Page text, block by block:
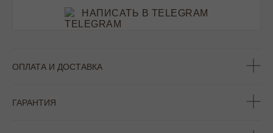
НАПИСАТЬ В TELEGRAM
ОПЛАТА И ДОСТАВКА
ГАРАНТИЯ